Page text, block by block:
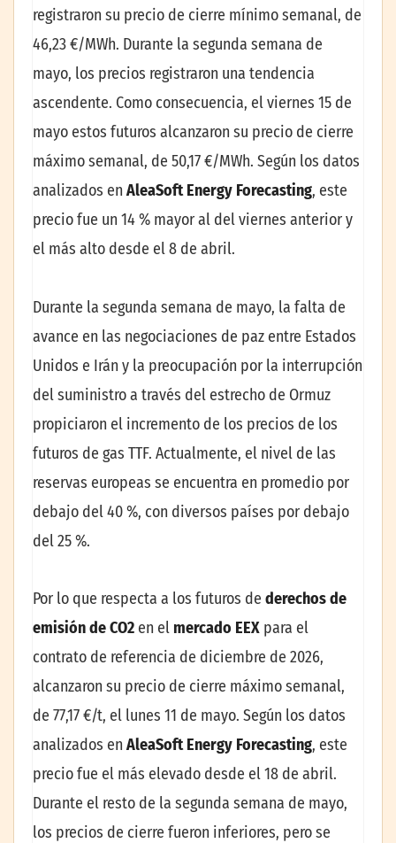
registraron su precio de cierre mínimo semanal, de
46,23 €/MWh. Durante la segunda semana de
mayo, los precios registraron una tendencia
ascendente. Como consecuencia, el viernes 15 de
mayo estos futuros alcanzaron su precio de cierre
máximo semanal, de 50,17 €/MWh. Según los datos
analizados en AleaSoft Energy Forecasting, este
precio fue un 14 % mayor al del viernes anterior y
el más alto desde el 8 de abril.
Durante la segunda semana de mayo, la falta de
avance en las negociaciones de paz entre Estados
Unidos e Irán y la preocupación por la interrupción
del suministro a través del estrecho de Ormuz
propiciaron el incremento de los precios de los
futuros de gas TTF. Actualmente, el nivel de las
reservas europeas se encuentra en promedio por
debajo del 40 %, con diversos países por debajo
del 25 %.
Por lo que respecta a los futuros de derechos de
emisión de CO2 en el mercado EEX para el
contrato de referencia de diciembre de 2026,
alcanzaron su precio de cierre máximo semanal,
de 77,17 €/t, el lunes 11 de mayo. Según los datos
analizados en AleaSoft Energy Forecasting, este
precio fue el más elevado desde el 18 de abril.
Durante el resto de la segunda semana de mayo,
los precios de cierre fueron inferiores, pero se